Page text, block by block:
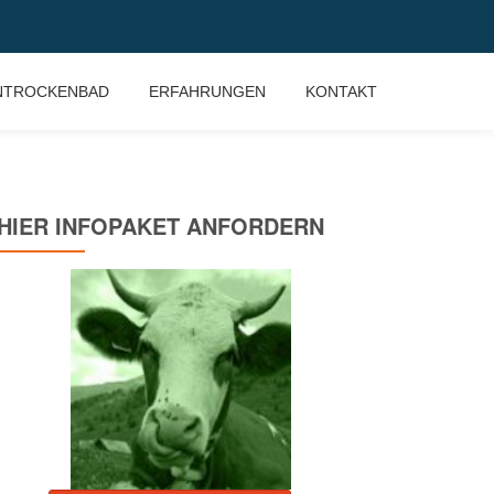
ERFAHRUNGEN KONTAKT
INFOPAKET ANFORDERN